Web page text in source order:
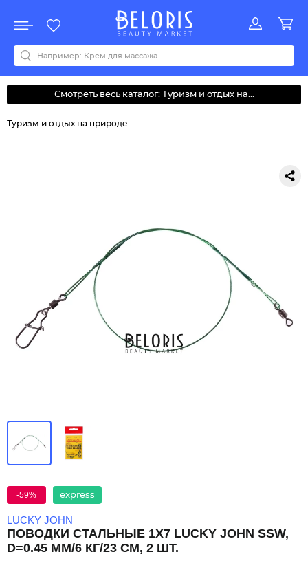
Акции
Все бренды
0-9ABCDEFGHIJKLMNOPQRSTUVWYZАБВДЗИМОКЛНПРСТУФ
Смотреть весь каталог: Туризм и отдых на...
Туризм и отдых на природе
-59% express
LUCKY JOHN
ПОВОДКИ СТАЛЬНЫЕ 1X7 LUCKY JOHN SSW,
D=0.45 ММ/6 КГ/23 СМ, 2 ШТ.